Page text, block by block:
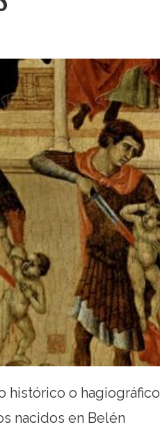
histórico o hagiográfico
nacidos en Belén